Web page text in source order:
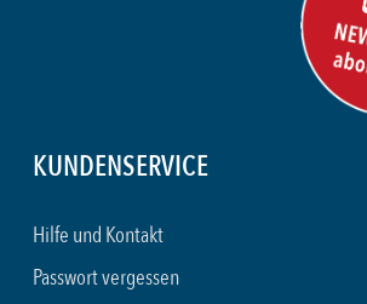
KUNDENSERVICE
Hilfe und Kontakt
Passwort vergessen